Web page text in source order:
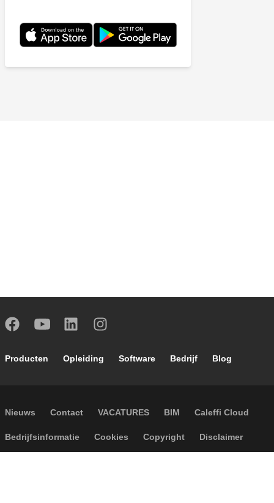
Footer main navigation
Producten Opleiding Software Bedrijf Blog
Footer secondary navigation
Nieuws Contact VACATURES BIM Caleffi Cloud
Footer menu
Bedrijfsinformatie Cookies Copyright Disclaimer